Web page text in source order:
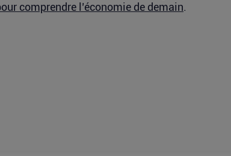
comprendre l’économie de demain.